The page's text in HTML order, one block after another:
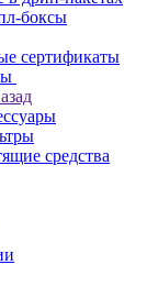
боксы
сертификаты
средства